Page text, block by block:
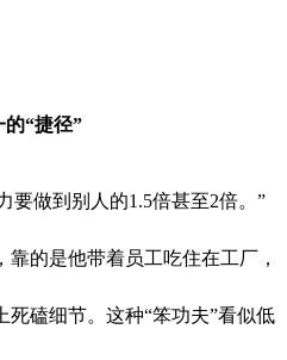
“捷径”
要做到别人的1.5倍甚至2倍。”
的是他带着员工吃住在工厂，
磕细节。这种“笨功夫”看似低